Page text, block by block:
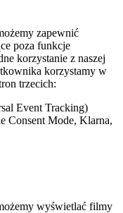
zapewnić
poza funkcje
korzystanie z naszej
korzystamy w
trzecich:
Event Tracking)
Consent Mode, Klarna,
wyświetlać filmy